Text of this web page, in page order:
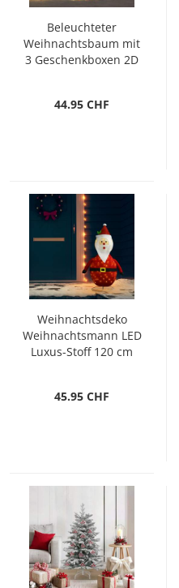
Beleuchteter
Weihnachtsbaum mit
3 Geschenkboxen 2D
44.95 CHF
Weihnachtsdeko
Weihnachtsmann LED
Luxus-Stoff 120 cm
45.95 CHF